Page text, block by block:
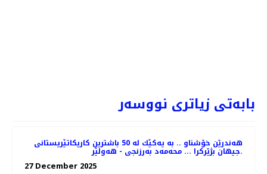
بابەتی زیاتری نووسەر
هه‌ندرێن خۆشناو .. به‌ یه‌كێك له‌ 50 باشترین كاریكاتێریستانی
جیهان بژێركرا ... محه‌مه‌د به‌رزنجی - هه‌ولێر.
27 December 2025